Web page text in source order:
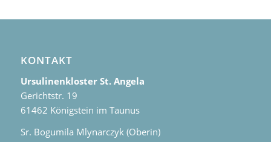
KONTAKT
Ursulinenkloster St. Angela
Gerichtstr. 19
61462 Königstein im Taunus
Sr. Bogumila Mlynarczyk (Oberin)